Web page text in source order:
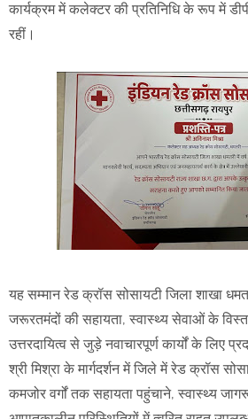
कार्यक्रम में कलेक्टर की प्रतिनिधि के रूप में
रहीं।
यह सम्मान रेड क्रॉस सोसायटी जिला शाखा
जरूरतमंदों की सहायता, स्वास्थ्य सेवाओं के
उत्तरदायित्व से जुड़े नवाचारपूर्ण कार्यों के लिए
श्री मिश्रा के मार्गदर्शन में जिले में रेड क्रॉस
कमजोर वर्गों तक सहायता पहुंचाने, स्वास्थ्य